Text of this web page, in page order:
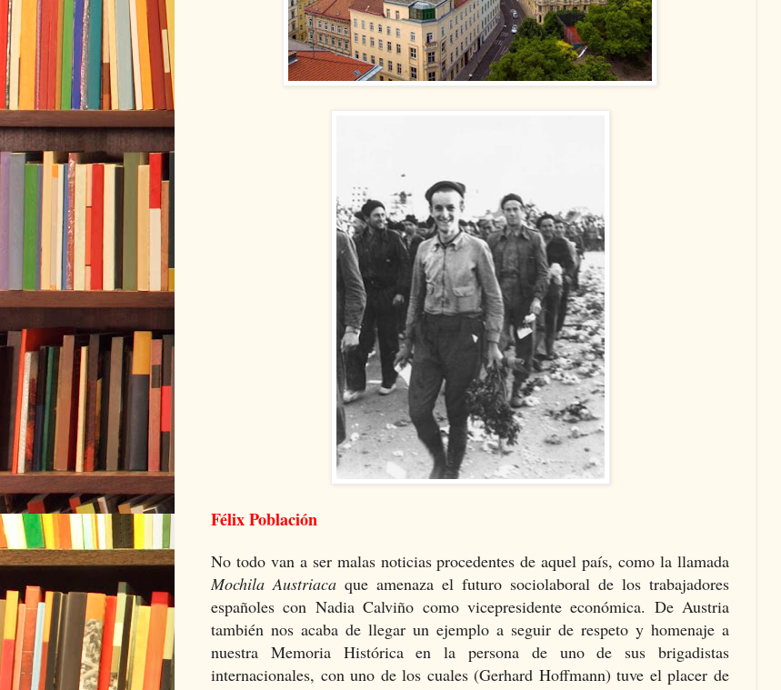
Félix Población
No todo van a ser malas noticias procedentes de aquel país, como la llamada
Mochila Austriaca que amenaza el futuro sociolaboral de los trabajadores
españoles con Nadia Calviño como vicepresidente económica. De Austria
también nos acaba de llegar un ejemplo a seguir de respeto y homenaje a
nuestra Memoria Histórica en la persona de uno de sus brigadistas
internacionales, con uno de los cuales (Gerhard Hoffmann) tuve el placer de